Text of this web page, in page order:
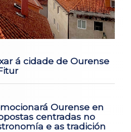
á cidade de Ourense
Ourense en
centradas no
e as tradición